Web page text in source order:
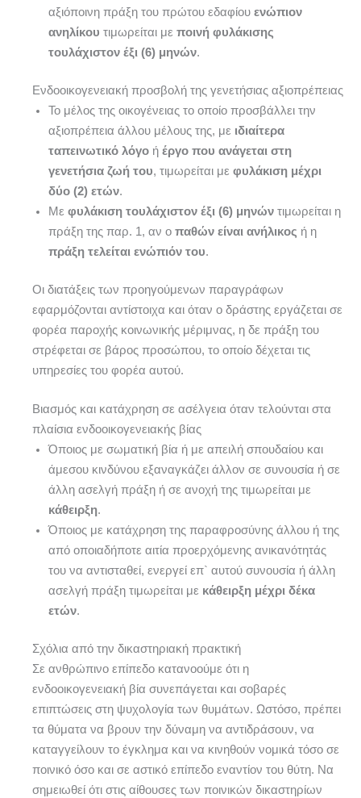
αξιόποινη πράξη του πρώτου εδαφίου ενώπιον
ανηλίκου τιμωρείται με ποινή φυλάκισης
τουλάχιστον έξι (6) μηνών.
Ενδοοικογενειακή προσβολή της γενετήσιας αξιοπρέπειας
Το μέλος της οικογένειας το οποίο προσβάλλει την
αξιοπρέπεια άλλου μέλους της, με ιδιαίτερα
ταπεινωτικό λόγο ή έργο που ανάγεται στη
γενετήσια ζωή του, τιμωρείται με φυλάκιση μέχρι
δύο (2) ετών.
Με φυλάκιση τουλάχιστον έξι (6) μηνών τιμωρείται η
πράξη της παρ. 1, αν ο παθών είναι ανήλικος ή η
πράξη τελείται ενώπιόν του.
Οι διατάξεις των προηγούμενων παραγράφων
εφαρμόζονται αντίστοιχα και όταν ο δράστης εργάζεται σε
φορέα παροχής κοινωνικής μέριμνας, η δε πράξη του
στρέφεται σε βάρος προσώπου, το οποίο δέχεται τις
υπηρεσίες του φορέα αυτού.
Βιασμός και κατάχρηση σε ασέλγεια όταν τελούνται στα
πλαίσια ενδοοικογενειακής βίας
Όποιος με σωματική βία ή με απειλή σπουδαίου και
άμεσου κινδύνου εξαναγκάζει άλλον σε συνουσία ή σε
άλλη ασελγή πράξη ή σε ανοχή της τιμωρείται με
κάθειρξη.
Όποιος με κατάχρηση της παραφροσύνης άλλου ή της
από οποιαδήποτε αιτία προερχόμενης ανικανότητάς
του να αντισταθεί, ενεργεί επ` αυτού συνουσία ή άλλη
ασελγή πράξη τιμωρείται με κάθειρξη μέχρι δέκα
ετών.
Σχόλια από την δικαστηριακή πρακτική
Σε ανθρώπινο επίπεδο κατανοούμε ότι η
ενδοοικογενειακή βία συνεπάγεται και σοβαρές
επιπτώσεις στη ψυχολογία των θυμάτων. Ωστόσο, πρέπει
τα θύματα να βρουν την δύναμη να αντιδράσουν, να
καταγγείλουν το έγκλημα και να κινηθούν νομικά τόσο σε
ποινικό όσο και σε αστικό επίπεδο εναντίον του θύτη. Να
σημειωθεί ότι στις αίθουσες των ποινικών δικαστηρίων